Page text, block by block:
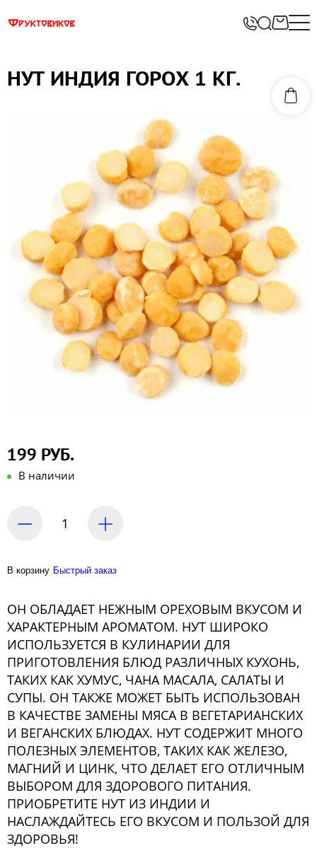
НУТ ИНДИЯ ГОРОХ 1 КГ.
199 РУБ.
В наличии
В корзину Быстрый заказ
ОН ОБЛАДАЕТ НЕЖНЫМ ОРЕХОВЫМ ВКУСОМ И
ХАРАКТЕРНЫМ АРОМАТОМ. НУТ ШИРОКО
ИСПОЛЬЗУЕТСЯ В КУЛИНАРИИ ДЛЯ
ПРИГОТОВЛЕНИЯ БЛЮД РАЗЛИЧНЫХ КУХОНЬ,
ТАКИХ КАК ХУМУС, ЧАНА МАСАЛА, САЛАТЫ И
СУПЫ. ОН ТАКЖЕ МОЖЕТ БЫТЬ ИСПОЛЬЗОВАН
В КАЧЕСТВЕ ЗАМЕНЫ МЯСА В ВЕГЕТАРИАНСКИХ
И ВЕГАНСКИХ БЛЮДАХ. НУТ СОДЕРЖИТ МНОГО
ПОЛЕЗНЫХ ЭЛЕМЕНТОВ, ТАКИХ КАК ЖЕЛЕЗО,
МАГНИЙ И ЦИНК, ЧТО ДЕЛАЕТ ЕГО ОТЛИЧНЫМ
ВЫБОРОМ ДЛЯ ЗДОРОВОГО ПИТАНИЯ.
ПРИОБРЕТИТЕ НУТ ИЗ ИНДИИ И
НАСЛАЖДАЙТЕСЬ ЕГО ВКУСОМ И ПОЛЬЗОЙ ДЛЯ
ЗДОРОВЬЯ!